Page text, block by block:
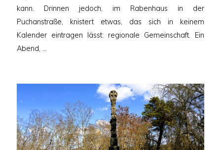
kann. Drinnen jedoch, im Rabenhaus in der
Puchanstraße, knistert etwas, das sich in keinem
Kalender eintragen lässt: regionale Gemeinschaft. Ein
Abend, …